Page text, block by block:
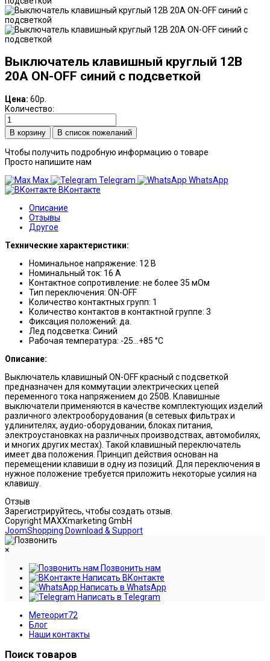
Выключатель клавишный круглый 12В
20А ON-OFF синий с подсветкой
Цена: 60р.
Количество:
В список пожеланий
Чтобы получить подробную информацию о товаре
Просто напишите нам
Max
Telegram
WhatsApp
ВКонтакте
Описание
Отзывы
Другое
Технические характеристики:
Номинальное напряжение: 12 В
Номинальный ток: 16 А
Контактное сопротивление: не более 35 мОм
Тип переключения: ON-OFF
Количество контактных групп: 1
Количество контактов в контактной группе: 3
Фиксация положений: да.
Лед подсветка: Cиний
Рабочая температура: -25...+85 °С
Описание:
Выключатель клавишный ON-OFF красный с подсветкой
предназначен для коммутации электрических цепей
переменного тока напряжением до 250В. Клавишные
выключатели применяются в качестве комплектующих изделий
различного электрооборудования (в сетевых фильтрах и
удлинителях, аудио-оборудовании, блоках питания,
электроустановках на различных производствах, автомобилях,
и многих других местах). Такой клавишный переключатель
имеет два положения. Принцип действия основан на
перемещении клавиши в одну из позиций. Для переключения в
нужное положение требуется приложить некоторые усилия на
клавишу.
Отзыв
Зарегистрируйтесь, чтобы создать отзыв.
Copyright MAXXmarketing GmbH
JoomShopping Download & Support
×
Позвонить нам
Написать ВКонтакте
Написать в WhatsApp
Написать в Telegram
Метеорит72
Блог
Наши контакты
Поиск товаров